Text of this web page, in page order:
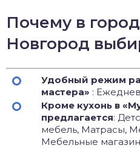
Почему в
Новгород
Удобный режим
мастера» :
Кроме кухонь в
предлагается:
мебель, Матрасы,
Мебельные